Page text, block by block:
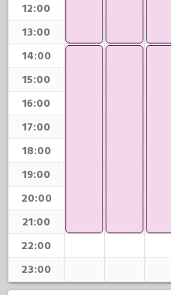
12:00
13:00
14:00
15:00
16:00
17:00
18:00
19:00
20:00
21:00
22:00
23:00